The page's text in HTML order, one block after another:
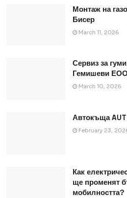
Монтаж на
Бисер
March 11, 2026
Сервиз за
Гемишеви
March 10, 2026
Автокъща
February 23,
Как
ще променят
мобилността?